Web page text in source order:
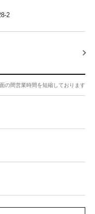
2
の間営業時間を短縮しております